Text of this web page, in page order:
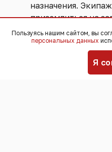
назначения.
приземлиться на
Изменить маршрут
плохой погоды.
По прогнозам
Пользуясь нашим сайтом, вы
персональных данных
Я